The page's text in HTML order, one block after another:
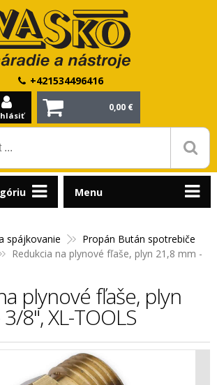
+421534496416
0,00 €
spájkovanie
Propán Bután spotrebiče
Redukcia na plynové fľaše, plyn 21,8 mm -
plynové fľaše, plyn
8", XL-TOOLS
Menu